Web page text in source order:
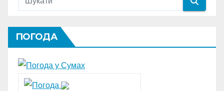
ПОГОДА